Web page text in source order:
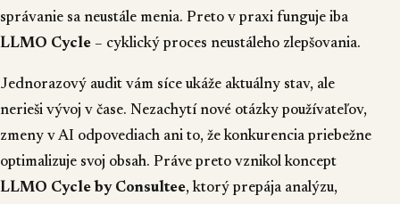
správanie sa neustále menia. Preto v praxi funguje iba
LLMO Cycle – cyklický proces neustáleho zlepšovania.
Jednorazový audit vám síce ukáže aktuálny stav, ale
nerieši vývoj v čase. Nezachytí nové otázky používateľov,
zmeny v AI odpovediach ani to, že konkurencia priebežne
optimalizuje svoj obsah. Práve preto vznikol koncept
LLMO Cycle by Consultee, ktorý prepája analýzu,